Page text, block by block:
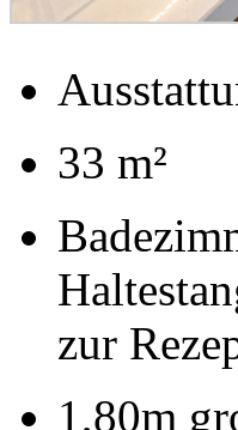
33 m²
zur
1,80m